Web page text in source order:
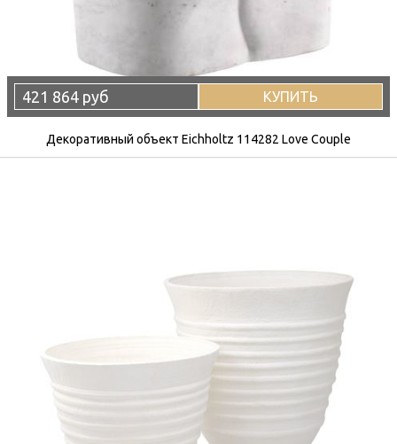
421 864 руб КУПИТЬ
Декоративный объект Eichholtz 114282 Love Couple